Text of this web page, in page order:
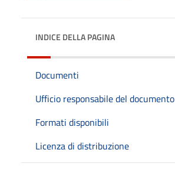
INDICE DELLA PAGINA
Documenti
Ufficio responsabile del documento
Formati disponibili
Licenza di distribuzione